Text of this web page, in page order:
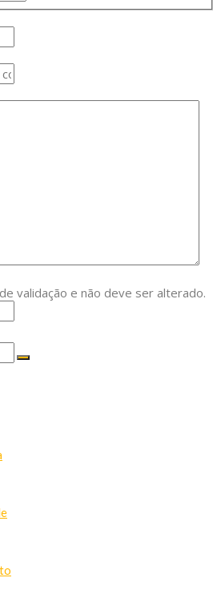
validação e não deve ser alterado.